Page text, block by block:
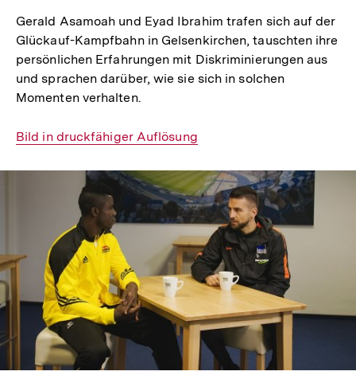
Gerald Asamoah und Eyad Ibrahim trafen sich auf der
Glückauf-Kampfbahn in Gelsenkirchen, tauschten ihre
persönlichen Erfahrungen mit Diskriminierungen aus
und sprachen darüber, wie sie sich in solchen
Momenten verhalten.
Interner
Bild in druckfähiger Auflösung
In
Lightbox